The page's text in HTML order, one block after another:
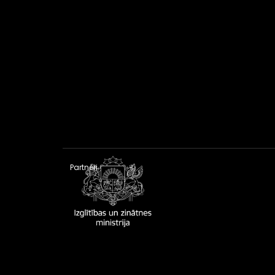
Partneri